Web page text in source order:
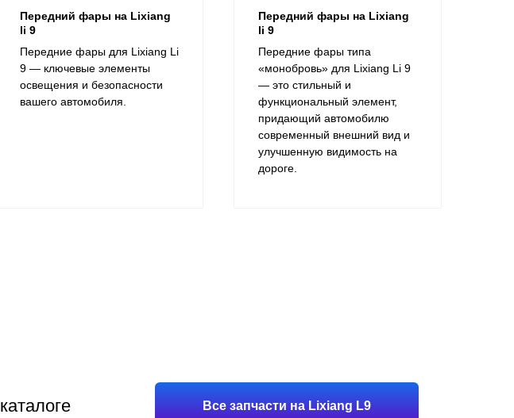
Передний фары на Lixiang
li 9
​Передние фары для Lixiang Li
9 — ключевые элементы
освещения и безопасности
вашего автомобиля.
Передний фары на Lixiang
li 9
Передние фары типа
«монобровь» для Lixiang Li 9
— это стильный и
функциональный элемент,
придающий автомобилю
современный внешний вид и
улучшенную видимость на
дороге.​
Все запчасти на Lixiang L9